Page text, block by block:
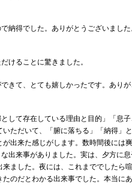
納得でした。ありがとうございました
けることに驚きました。
きて、とても嬉しかったです。ありが
して存在している理由と目的」「息
ただいて、「腑に落ちる」「納得」
出来た感じがします。数時間後には
出来事がありました。実は、夕方に
ました。夜には、これまででしたら
のだとわかる出来事でした。本当に